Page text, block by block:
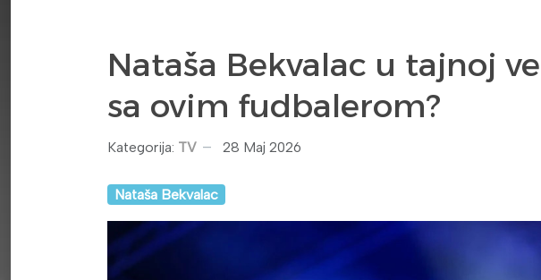
Nataša Bekvalac u tajnoj
sa ovim fudbalerom?
Kategorija: TV 28 Maj 2026
Nataša Bekvalac